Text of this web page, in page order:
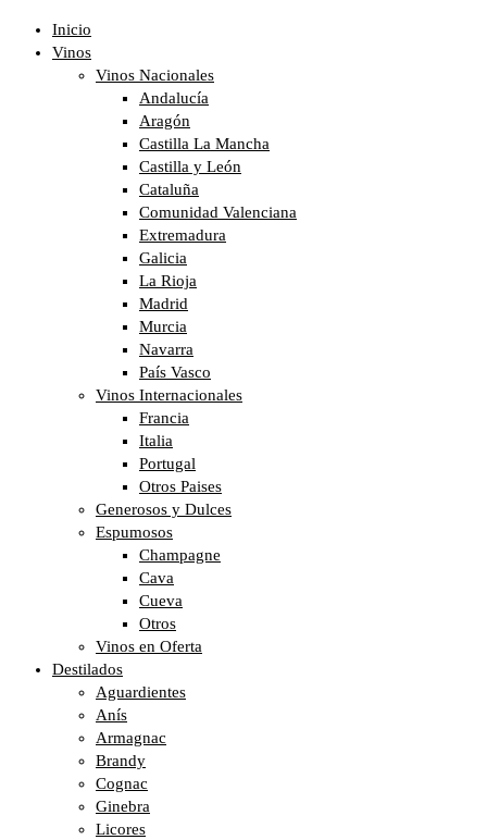
Inicio
Vinos
Vinos Nacionales
Andalucía
Aragón
Castilla La Mancha
Castilla y León
Cataluña
Comunidad Valenciana
Extremadura
Galicia
La Rioja
Madrid
Murcia
Navarra
País Vasco
Vinos Internacionales
Francia
Italia
Portugal
Otros Paises
Generosos y Dulces
Espumosos
Champagne
Cava
Cueva
Otros
Vinos en Oferta
Destilados
Aguardientes
Anís
Armagnac
Brandy
Cognac
Ginebra
Licores